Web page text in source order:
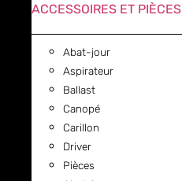
ACCESSOIRES ET PIÈCES
Abat-jour
Aspirateur
Ballast
Canopé
Carillon
Driver
Pièces